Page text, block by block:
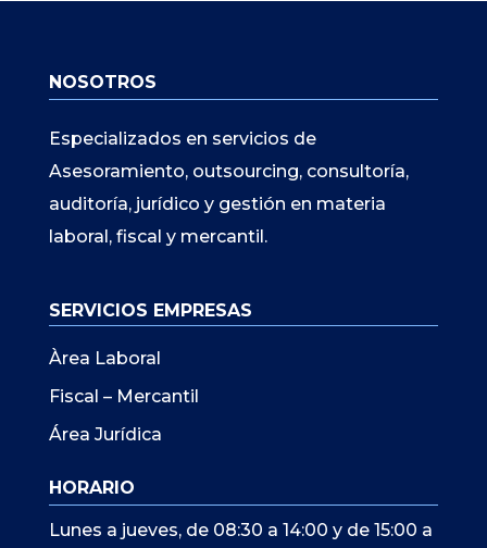
NOSOTROS
Especializados en servicios de
Asesoramiento, outsourcing, consultoría,
auditoría, jurídico y gestión en materia
laboral, fiscal y mercantil.
SERVICIOS EMPRESAS
Àrea Laboral
Fiscal – Mercantil
Área Jurídica
HORARIO
Lunes a jueves, de 08:30 a 14:00 y de 15:00 a